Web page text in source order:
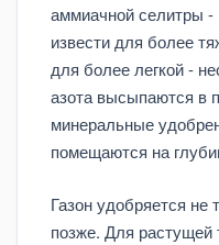
аммиачной селитры -
извести для более
для более легкой -
азота высыпаются в
минеральные
помещаются на
Газон удобряется не
позже. Для растущей